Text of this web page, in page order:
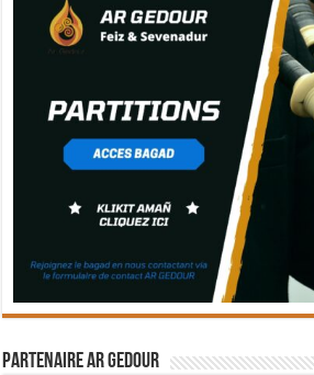
Partenaire Ar Gedour